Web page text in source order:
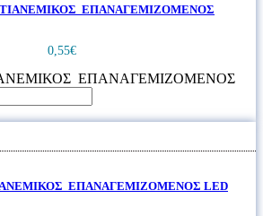
ΕΠΑΝΑΓΕΜΙΖΟΜΕΝΟΣ
0,55€
ΕΠΑΝΑΓΕΜΙΖΟΜΕΝΟΣ
ΕΠΑΝΑΓΕΜΙΖΟΜΕΝΟΣ LED